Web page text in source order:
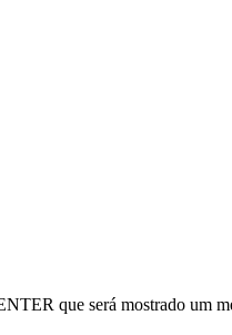
que será mostrado um